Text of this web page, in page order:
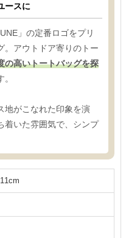
ースに
」の定番ロゴをプリ
。アウトドア寄りのトー
の高いトートバッグを探
地がこなれた印象を演
着いた雰囲気で、シンプ